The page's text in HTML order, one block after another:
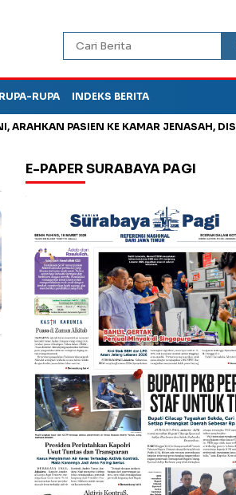
RUPA-RUPA INDEKS BERITA
PASIEN KE KAMAR JENASAH, DISOROT
E-PAPER SURABAYA PAGI